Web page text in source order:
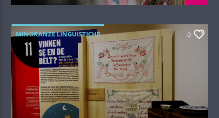
MINORANZE LINGUISTICHE 0